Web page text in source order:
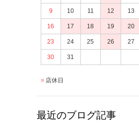
9 10 11 12 13
16 17 18 19 20
23 24 25 26 27
30 31
店休日
最近のブログ記事